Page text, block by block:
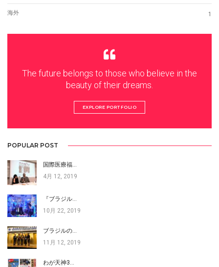
海外 1
The future belongs to those who believe in the
beauty of their dreams.
EXPLORE PORTFOLIO
POPULAR POST
国際医療福…
4月 12, 2019
『ブラジル…
10月 22, 2019
ブラジルの…
11月 12, 2019
わが天神3…